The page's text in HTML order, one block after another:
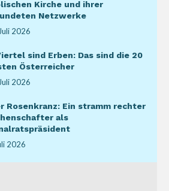
Kirche und ihrer
Netzwerke
2026
sind Erben: Das sind die 20
Österreicher
2026
Rosenkranz: Ein stramm rechter
als
2026